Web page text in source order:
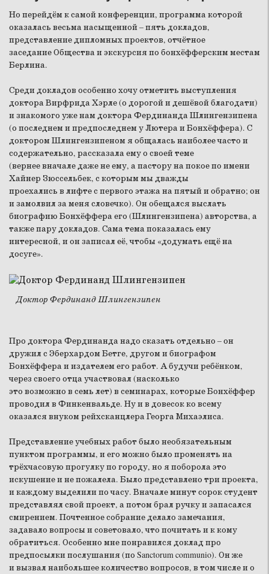
Но перейдём к самой конференции, программа которой
оказалась весьма насыщенной – пять докладов,
представление дипломных проектов, отчётное
заседание Общества и экскурсия по бонхёфферским местам
Берлина.
Среди докладов особенно хочу отметить выступления
доктора Вирфрида Хэрле (о дорогой и дешёвой благодати)
и знакомого уже нам доктора Фердинанда Шлингензипена
(о последнем и предпоследнем у Лютера и Бонхёффера). С
доктором Шлингензипеном я общалась наиболее часто и
содержательно, рассказала ему о своей теме
(вернее вначале даже не ему, а пастору на покое по имени
Хайнер Зюссельбек, с которым мы дважды
проехались в лифте с первого этажа на пятый и обратно; он
и замолвил за меня словечко). Он обещался выслать
биографию Бонхёффера его (Шлингензипена) авторства, а
также пару докладов. Сама тема показалась ему
интересной, и он записал её, чтобы «додумать ещё на
досуге».
Доктор Фердинанд Шлингензипен
Про доктора Фердинанда надо сказать отдельно – он
дружил с Эберхардом Бетге, другом и биографом
Бонхёффера и издателем его работ. А будучи ребёнком,
через своего отца участвовал (насколько
это возможно в семь лет) в семинарах, которые Бонхёффер
проводил в Финкенвальде. Ну и в довесок ко всему
оказался внуком рейхсканцлера Георга Михаэлиса.
Представление учебных работ было необязательным
пунктом программы, и его можно было променять на
трёхчасовую прогулку по городу, но я поборола это
искушение и не пожалела. Было представлено три проекта,
и каждому выделили по часу. Вначале минут сорок студент
представлял свой проект, а потом брал ручку и запасался
смирением. Почтенное собрание делало замечания,
задавало вопросы и советовало, что почитать и к кому
обратиться. Особенно мне понравился доклад про
предпосылки послушания (по Sanctorum communio). Он же
и вызвал наибольшее количество вопросов, в том числе и о